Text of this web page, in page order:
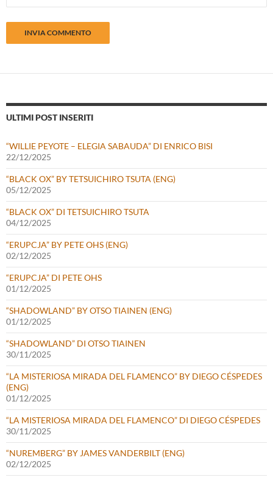
ULTIMI POST INSERITI
“WILLIE PEYOTE – ELEGIA SABAUDA” DI ENRICO BISI
22/12/2025
“BLACK OX” BY TETSUICHIRO TSUTA (ENG)
05/12/2025
“BLACK OX” DI TETSUICHIRO TSUTA
04/12/2025
“ERUPCJA” BY PETE OHS (ENG)
02/12/2025
“ERUPCJA” DI PETE OHS
01/12/2025
“SHADOWLAND” BY OTSO TIAINEN (ENG)
01/12/2025
“SHADOWLAND” DI OTSO TIAINEN
30/11/2025
“LA MISTERIOSA MIRADA DEL FLAMENCO” BY DIEGO CÉSPEDES
(ENG)
01/12/2025
“LA MISTERIOSA MIRADA DEL FLAMENCO” DI DIEGO CÉSPEDES
30/11/2025
“NUREMBERG” BY JAMES VANDERBILT (ENG)
02/12/2025